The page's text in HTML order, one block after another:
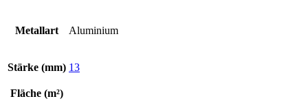
Metallart Aluminium
Stärke (mm) 13
Fläche (m²)